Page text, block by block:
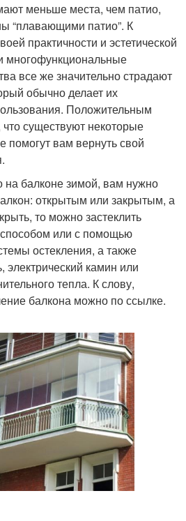
меньше места, чем патио,
“плавающими патио”. К
практичности и эстетической
многофункциональные
все же значительно страдают
обычно делает их
Положительным
существуют некоторые
помогут вам вернуть свой
на балконе зимой, вам нужно
открытым или закрытым, а
то можно застеклить
или с помощью
остекления, а также
электрический камин или
тепла. К слову,
балкона можно по ссылке.